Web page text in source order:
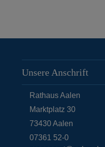
e
Unsere Anschrift
Rathaus Aalen
Marktplatz 30
73430Aalen
07361 52-0